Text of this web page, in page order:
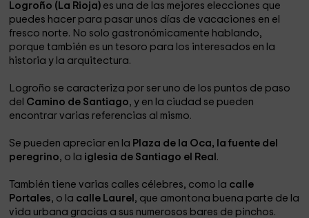
Logroño (La Rioja) es una de las mejores elecciones que
puedes hacer para pasar unos días de vacaciones en el
fresco norte. No solo gastronómicamente hablando,
porque también es un tesoro para los interesados en la
historia y la arquitectura.
Logroño se caracteriza por ser uno de los puntos de paso
del Camino de Santiago, y en la ciudad se pueden
encontrar varias referencias al mismo.
Se pueden apreciar en la Plaza de la Oca, la fuente del
peregrino, o la iglesia de Santiago el Real .
También tiene varias calles célebres, como la calle
Portales, o la calle Laurel , que amontona buena parte de la
vida urbana gracias a sus numerosos bares de pinchos.